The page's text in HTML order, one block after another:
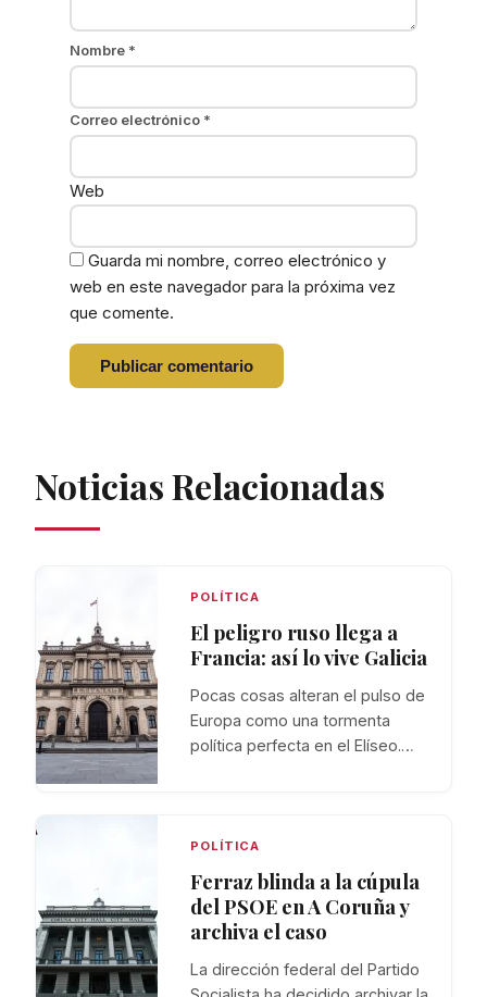
Nombre *
Correo electrónico *
Web
Guarda mi nombre, correo electrónico y
web en este navegador para la próxima vez
que comente.
Noticias Relacionadas
POLÍTICA
El peligro ruso llega a
Francia: así lo vive Galicia
Pocas cosas alteran el pulso de
Europa como una tormenta
política perfecta en el Elíseo.…
POLÍTICA
Ferraz blinda a la cúpula
del PSOE en A Coruña y
archiva el caso
La dirección federal del Partido